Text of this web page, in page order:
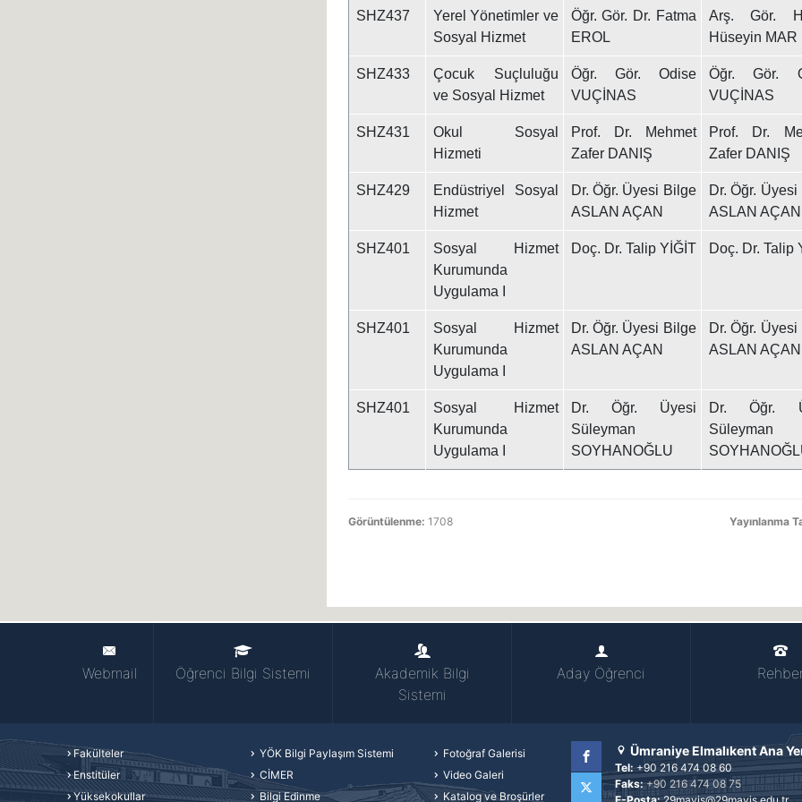
SHZ437
Yerel Yönetimler ve
Sosyal Hizmet
Öğr. Gör. Dr. Fatma
EROL
Arş. Gör.
Hüseyin MAR
SHZ433
Çocuk Suçluluğu
ve Sosyal Hizmet
Öğr. Gör. Odise
VUÇİNAS
Öğr. Gör.
VUÇİNAS
SHZ431
Okul Sosyal
Hizmeti
Prof. Dr. Mehmet
Zafer DANIŞ
Prof. Dr.
Zafer DANIŞ
SHZ429
Endüstriyel Sosyal
Hizmet
Dr. Öğr. Üyesi Bilge
ASLAN AÇAN
Dr. Öğr.
ASLAN AÇAN
SHZ401
Sosyal Hizmet
Kurumunda
Uygulama I
Doç. Dr. Talip YİĞİT Doç. Dr. Talip
SHZ401
Sosyal Hizmet
Kurumunda
Uygulama I
Dr. Öğr. Üyesi Bilge
ASLAN AÇAN
Dr. Öğr.
ASLAN AÇAN
SHZ401
Sosyal Hizmet
Kurumunda
Uygulama I
Dr. Öğr. Üyesi
Süleyman
SOYHANOĞLU
Dr. Öğr.
Süleyman
Görüntülenme: 1708 Yayınlanma
Webmail Öğrenci Bilgi Sistemi
Akademik Bilgi
Sistemi
Aday Öğrenci
Fakülteler
Enstitüler
Yüksekokullar
YÖK Bilgi Paylaşım Sistemi
CİMER
Bilgi Edinme
Fotoğraf Galerisi
Video Galeri
Katalog ve Broşürler
Facebook
Ümraniye Elmalıkent Ana
Tel: +90 216 474 08 60
Faks: +90 216 474 08 75